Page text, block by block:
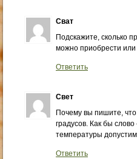
Сват
Подскажите, сколько
можно приобрести или
Ответить
Свет
Почему вы пишите,
градусов. Как бы
температуры
Ответить